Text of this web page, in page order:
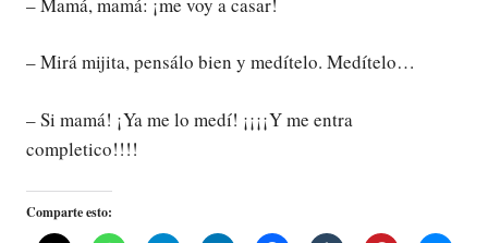
– Mirá mijita, pensálo bien y medítelo. Medítelo…
– Si mamá! ¡Ya me lo medí! ¡¡¡¡Y me entra
completico!!!!
Comparte esto: